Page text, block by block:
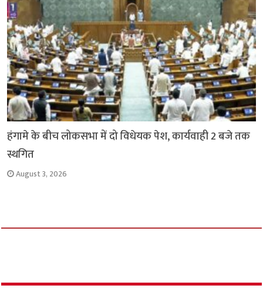
हंगामे के बीच लोकसभा में दो विधेयक पेश, कार्यवाही 2 बजे तक
स्थगित
August 3, 2026